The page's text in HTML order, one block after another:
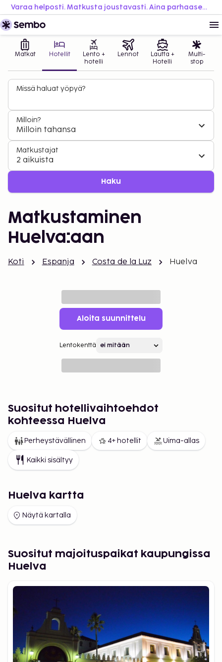
Varaa helposti. Matkusta joustavasti. Aina parhaaseen hintaan.
Matkat Hotellit
Lento +
hotelli
Lennot
Lautta +
Hotelli
Multi-
stop
Missä haluat yöpyä?
Milloin?
Milloin tahansa
Matkustajat
2 aikuista
Haku
Matkustaminen
Huelva:aan
Koti Espanja Costa de la Luz Huelva
Aloita suunnittelu
Lentokenttä
Suositut hotellivaihtoehdot
kohteessa Huelva
Perheystävällinen 4+ hotellit Uima-allas
Kaikki sisältyy
Huelva kartta
Näytä kartalla
Suositut majoituspaikat kaupungissa
Huelva